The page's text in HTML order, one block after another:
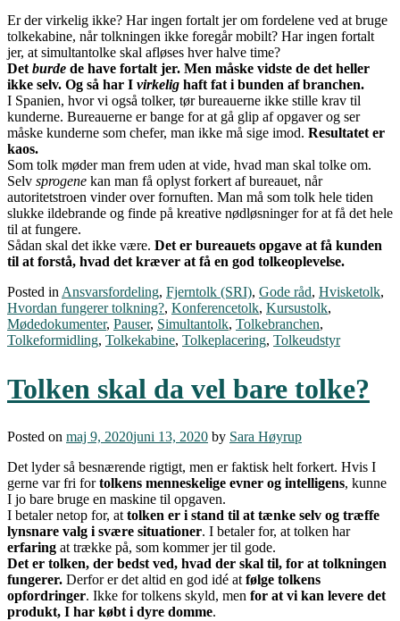
Er der virkelig ikke? Har ingen fortalt jer om fordelene ved at bruge
tolkekabine, når tolkningen ikke foregår mobilt? Har ingen fortalt
jer, at simultantolke skal afløses hver halve time?
Det burde de have fortalt jer. Men måske vidste de det heller
ikke selv. Og så har I virkelig haft fat i bunden af branchen.
I Spanien, hvor vi også tolker, tør bureauerne ikke stille krav til
kunderne. Bureauerne er bange for at gå glip af opgaver og ser
måske kunderne som chefer, man ikke må sige imod. Resultatet er
kaos.
Som tolk møder man frem uden at vide, hvad man skal tolke om.
Selv sprogene kan man få oplyst forkert af bureauet, når
autoritetstroen vinder over fornuften. Man må som tolk hele tiden
slukke ildebrande og finde på kreative nødløsninger for at få det hele
til at fungere.
Sådan skal det ikke være. Det er bureauets opgave at få kunden
til at forstå, hvad det kræver at få en god tolkeoplevelse.
Posted in Ansvarsfordeling, Fjerntolk (SRI), Gode råd, Hvisketolk,
Hvordan fungerer tolkning?, Konferencetolk, Kursustolk,
Mødedokumenter, Pauser, Simultantolk, Tolkebranchen,
Tolkeformidling, Tolkekabine, Tolkeplacering, Tolkeudstyr
Tolken skal da vel bare tolke?
Posted on maj 9, 2020juni 13, 2020 by Sara Høyrup
Det lyder så besnærende rigtigt, men er faktisk helt forkert. Hvis I
gerne var fri fortolkens menneskelige evner og intelligens, kunne
I jo bare bruge en maskine til opgaven.
I betaler netop for, at tolken er i stand til at tænke selv og træffe
lynsnare valg i svære situationer. I betaler for, at tolken har
erfaring at trække på, som kommer jer til gode.
Det er tolken, der bedst ved, hvad der skal til, for at tolkningen
fungerer. Derfor er det altid en god idé at følge tolkens
opfordringer. Ikke for tolkens skyld, men for at vi kan levere det
produkt, I har købt i dyre domme.